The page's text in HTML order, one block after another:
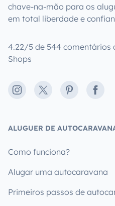
chave-na-mão para os
em total liberdade e
4.22/5 de 544 comentários
Shops
Instagram
X Pinterest
ALUGUER DE
Como funciona?
Alugar uma autocaravana
Primeiros passos de